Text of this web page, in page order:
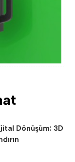
Dönüşüm: 3D